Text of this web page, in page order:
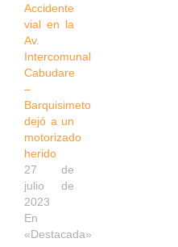
Accidente
vial en la
Av.
Intercomunal
Cabudare
–
Barquisimeto
dejó a un
motorizado
herido
27 de
julio de
2023
En
«Destacada»